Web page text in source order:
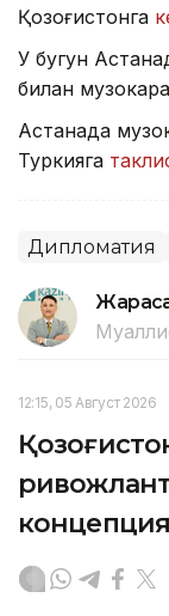
Қозоғистонга
У бугун
билан
Астанада
Туркияга
Дипломатия
12:15, 05 Август 2026